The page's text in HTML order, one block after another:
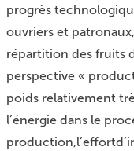
progrès
ouvriers et
répartition des fruits
perspective «
poids relativement
l’énergie dans le